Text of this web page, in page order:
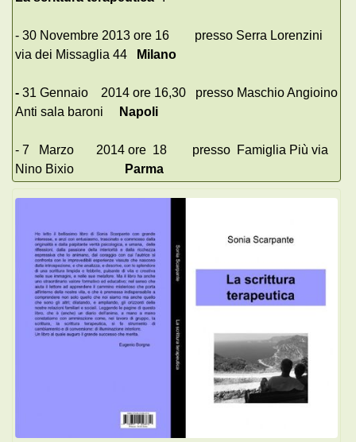
- 30 Novembre 2013 ore 16 presso Serra Lorenzini
via dei Missaglia 44
Milano
- 31 Gennaio 2014 ore 16,30 presso Maschio Angioino
Anti sala baroni
Napoli
- 7 Marzo 2014 ore 18 presso Famiglia Più via
Nino Bixio
Parma